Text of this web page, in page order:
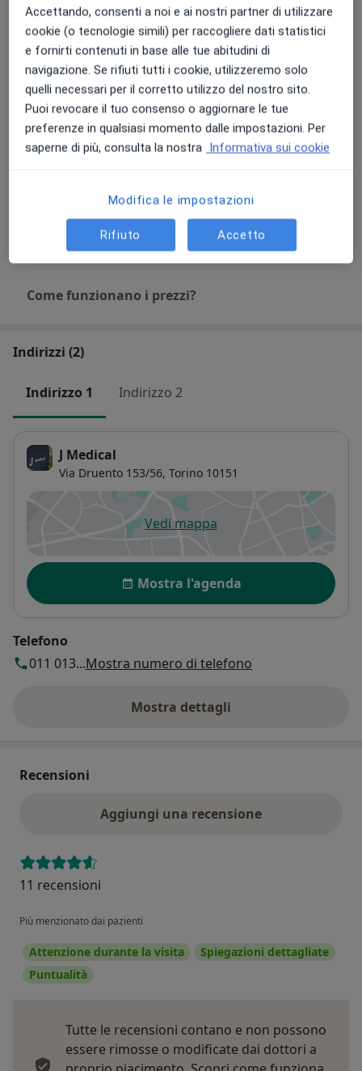
Visita ortopedica spalla
221 € Dettagli Prenota una visita
Prima visita ortopedica
Dettagli
Visita ortopedica
Dettagli
Come funzionano i prezzi?
Indirizzi (2)
Indirizzo 1 Indirizzo 2
J Medical
Via Druento 153/56, Torino 10151
Vedi mappasi apre in una nuova scheda
Disponibilità
Mostra l'agenda
Telefono
011 013...Mostra numero di telefono
Mostra dettagli
sull'indirizzo
Recensioni
Aggiungi una recensione
11 recensioni
Più menzionato dai pazienti
Attenzione durante la visita
Spiegazioni dettagliate
Puntualità
Tutte le recensioni contano e non possono
essere rimosse o modificate dai dottori a
Accettando, consenti a noi e ai nostri partner di utilizzare
cookie (o tecnologie simili) per raccogliere dati statistici
e fornirti contenuti in base alle tue abitudini di
navigazione. Se rifiuti tutti i cookie, utilizzeremo solo
quelli necessari per il corretto utilizzo del nostro sito.
Puoi revocare il tuo consenso o aggiornare le tue
preferenze in qualsiasi momento dalle impostazioni. Per
saperne di più, consulta la nostra Informativa sui cookie
Modifica le impostazioni
Rifiuto Accetto